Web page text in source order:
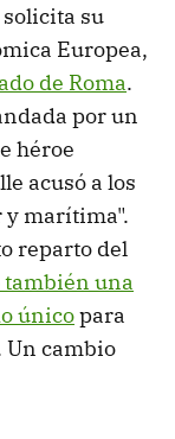
su
Europea,
de Roma.
por un
héroe
acusó a los
marítima".
reparto del
también una
únicopara
cambio